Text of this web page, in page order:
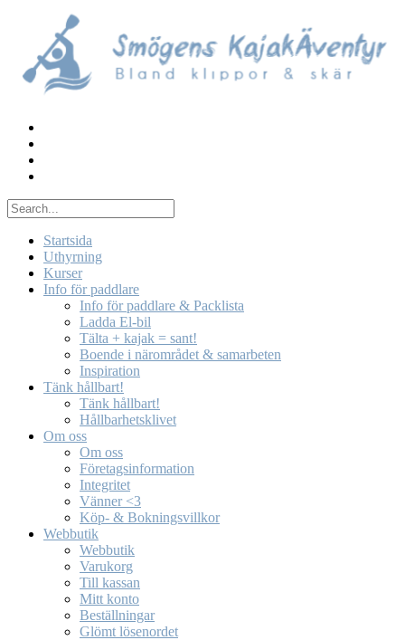
content
Startsida
Uthyrning
Kurser
Info för paddlare
Info för paddlare & Packlista
Ladda El-bil
Tälta + kajak = sant!
Boende i närområdet & samarbeten
Inspiration
Tänk hållbart!
Tänk hållbart!
Hållbarhetsklivet
Om oss
Om oss
Företagsinformation
Integritet
Vänner <3
Köp- & Bokningsvillkor
Webbutik
Webbutik
Varukorg
Till kassan
Mitt konto
Beställningar
Glömt lösenordet